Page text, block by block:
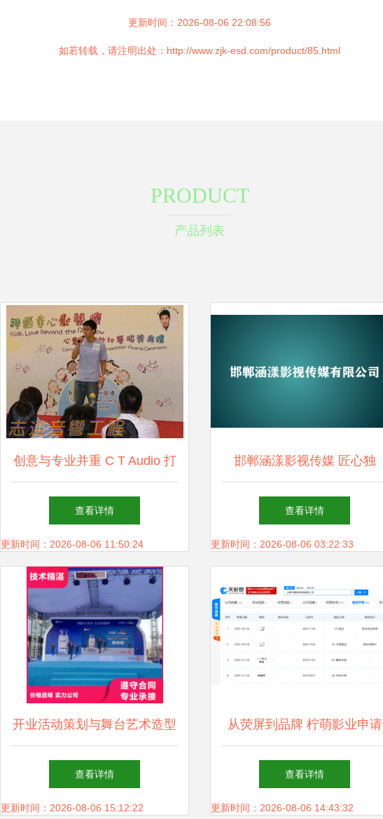
更新时间：2026-08-06 22:08:56
如若转载，请注明出处：http://www.zjk-esd.com/product/85.html
PRODUCT
产品列表
创意与专业并重 C T Audio 打
造全方位活动设备服务体验
查看详情
更新时间：2026-08-06 11:50:24
邯郸涵漾影视传媒 匠心独
运，塑造舞台艺术新境界
查看详情
更新时间：2026-08-06 03:22:33
开业活动策划与舞台艺术造型
策划 打造视觉与体验的双重
盛宴
查看详情
更新时间：2026-08-06 15:12:22
从荧屏到品牌 柠萌影业申请
注册“三十而已空山茶”商标的
战略布局与舞台艺术造型策划
查看详情
更新时间：2026-08-06 14:43:32